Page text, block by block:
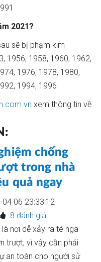
2021?
sẽ bị phạm kim
1956, 1958, 1960, 1962,
1976, 1978, 1980,
1994, 1996
xem thông tin về
chống
trong nhà
quả ngay
04 06 23:33:12
8 đánh giá
nơi dễ xảy ra té ngã
trượt, vì vậy cần phải
an toàn cho người sử